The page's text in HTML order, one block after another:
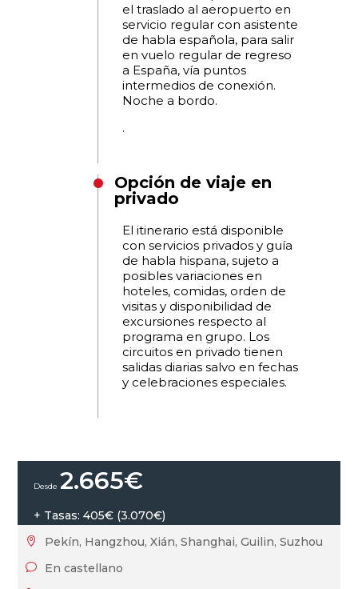
el traslado al aeropuerto en
servicio regular con asistente
de habla española, para salir
en vuelo regular de regreso
a España, vía puntos
intermedios de conexión.
Noche a bordo.
.
Opción de viaje en
privado
El itinerario está disponible
con servicios privados y guía
de habla hispana, sujeto a
posibles variaciones en
hoteles, comidas, orden de
visitas y disponibilidad de
excursiones respecto al
programa en grupo. Los
circuitos en privado tienen
salidas diarias salvo en fechas
y celebraciones especiales.
2.665€
+ Tasas: 405€ (3.070€)
 Pekín, Hangzhou, Xián, Shanghai, Guilin, Suzhou
v En castellano